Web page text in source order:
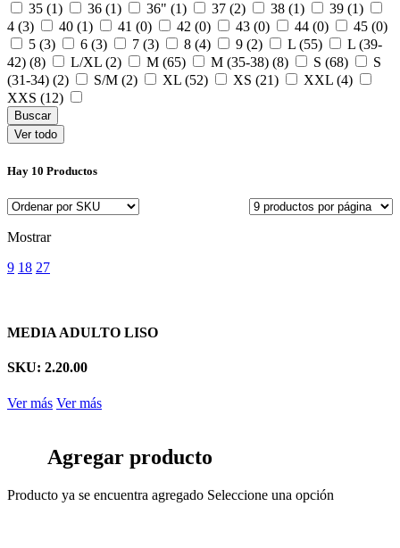
35 (1)
36 (1) 36" (1) 37 (2) 38 (1)
39 (1)
4 (3)
40 (1) 41 (0) 42 (0) 43 (0) 44 (0)
45 (0)
5 (3)
6 (3) 7 (3) 8 (4) 9 (2) L (55)
L (39-
42) (8)
L/XL (2) M (65) M (35-38) (8) S (68)
S
(31-34) (2)
S/M (2) XL (52) XS (21)
XXL (4)
XXS (12)
Ver todo
Hay 10 Productos
Mostrar
9 18 27
MEDIA ADULTO LISO
SKU: 2.20.00
Ver más Ver más
Agregar producto
Producto ya se encuentra agregado Seleccione una opción